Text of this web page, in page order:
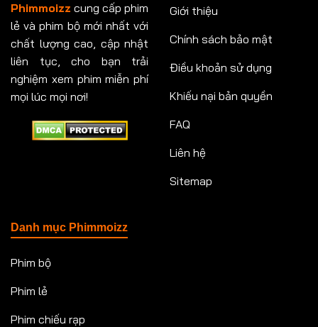
Phimmoizz cung cấp phim
lẻ và phim bộ mới nhất với
chất lượng cao, cập nhật
liên tục, cho bạn trải
nghiệm xem phim miễn phí
mọi lúc mọi nơi!
Giới thiệu
Chính sách bảo mật
Điều khoản sử dụng
Khiếu nại bản quyền
FAQ
Liên hệ
Sitemap
Danh mục Phimmoizz
Phim bộ
Phim lẻ
Phim chiếu rạp